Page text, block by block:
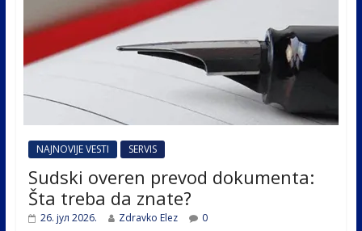
NAJNOVIJE VESTI SERVIS
Sudski overen prevod dokumenta:
Šta treba da znate?
26. јул 2026. Zdravko Elez 0